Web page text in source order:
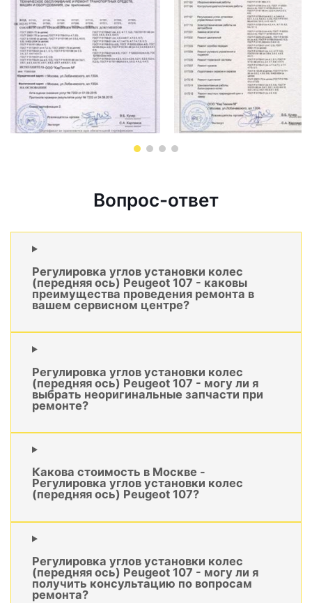
Вопрос-ответ
Регулировка углов установки колес
(передняя ось) Peugeot 107 - каковы
преимущества проведения ремонта в
вашем сервисном центре?
Регулировка углов установки колес
(передняя ось) Peugeot 107 - могу ли я
выбрать неоригинальные запчасти при
ремонте?
Какова стоимость в Москве -
Регулировка углов установки колес
(передняя ось) Peugeot 107?
Регулировка углов установки колес
(передняя ось) Peugeot 107 - могу ли я
получить консультацию по вопросам
ремонта?